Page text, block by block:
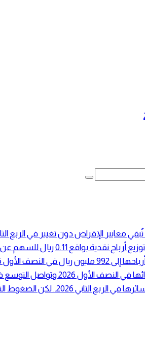
تُبقي معايير الإقراض دون تغيير في
بواقع 0.11 ريال للسهم عن النصف الأول 2026
بدعم ارتفاع أسعار زيوت الأساس
لكن الضغوط التشغيلية لا تزال مستمرة